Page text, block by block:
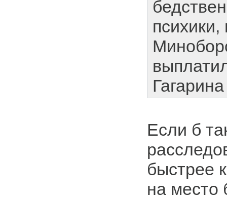
Гагарина
Если б
быстрее
на место